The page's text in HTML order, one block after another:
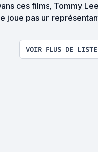
ces films, Tommy
joue pas un
VOIR PLUS DE